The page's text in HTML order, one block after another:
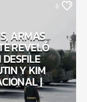
0
ARMAS
REVELÓ
Y KIM
|